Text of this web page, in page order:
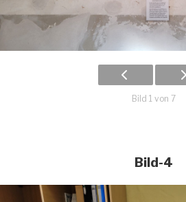
Bild 1 von 7
Bild-4